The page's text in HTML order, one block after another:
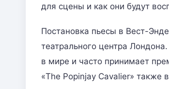
для сцены и как они будут
Постановка пьесы в Вест-
театрального центра
в мире и часто принимает
«The Popinjay Cavalier» также